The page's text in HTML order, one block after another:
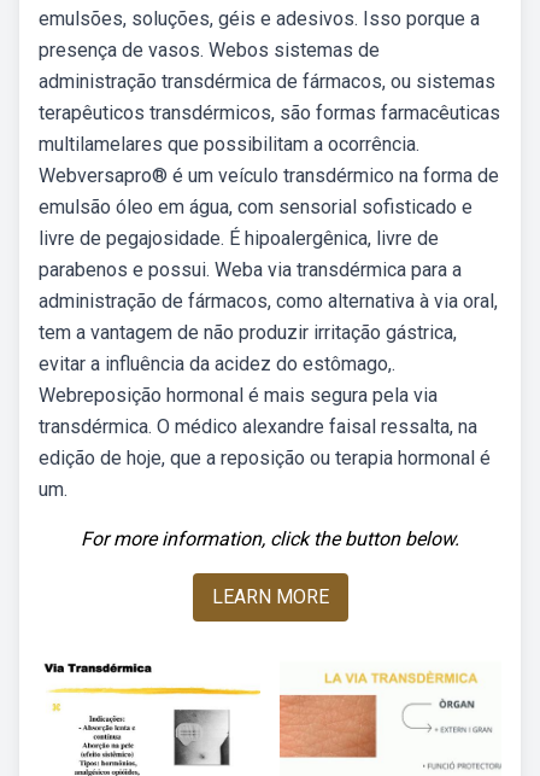
emulsões, soluções, géis e adesivos. Isso porque a
presença de vasos. Webos sistemas de
administração transdérmica de fármacos, ou sistemas
terapêuticos transdérmicos, são formas farmacêuticas
multilamelares que possibilitam a ocorrência.
Webversapro® é um veículo transdérmico na forma de
emulsão óleo em água, com sensorial sofisticado e
livre de pegajosidade. É hipoalergênica, livre de
parabenos e possui. Weba via transdérmica para a
administração de fármacos, como alternativa à via oral,
tem a vantagem de não produzir irritação gástrica,
evitar a influência da acidez do estômago,.
Webreposição hormonal é mais segura pela via
transdérmica. O médico alexandre faisal ressalta, na
edição de hoje, que a reposição ou terapia hormonal é
um.
For more information, click the button below.
LEARN MORE